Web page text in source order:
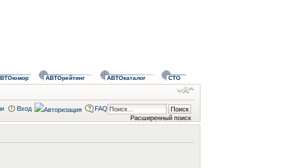
АВТОрейтинг АВТОкаталог СТО
Расширенный поиск
Вход FAQ